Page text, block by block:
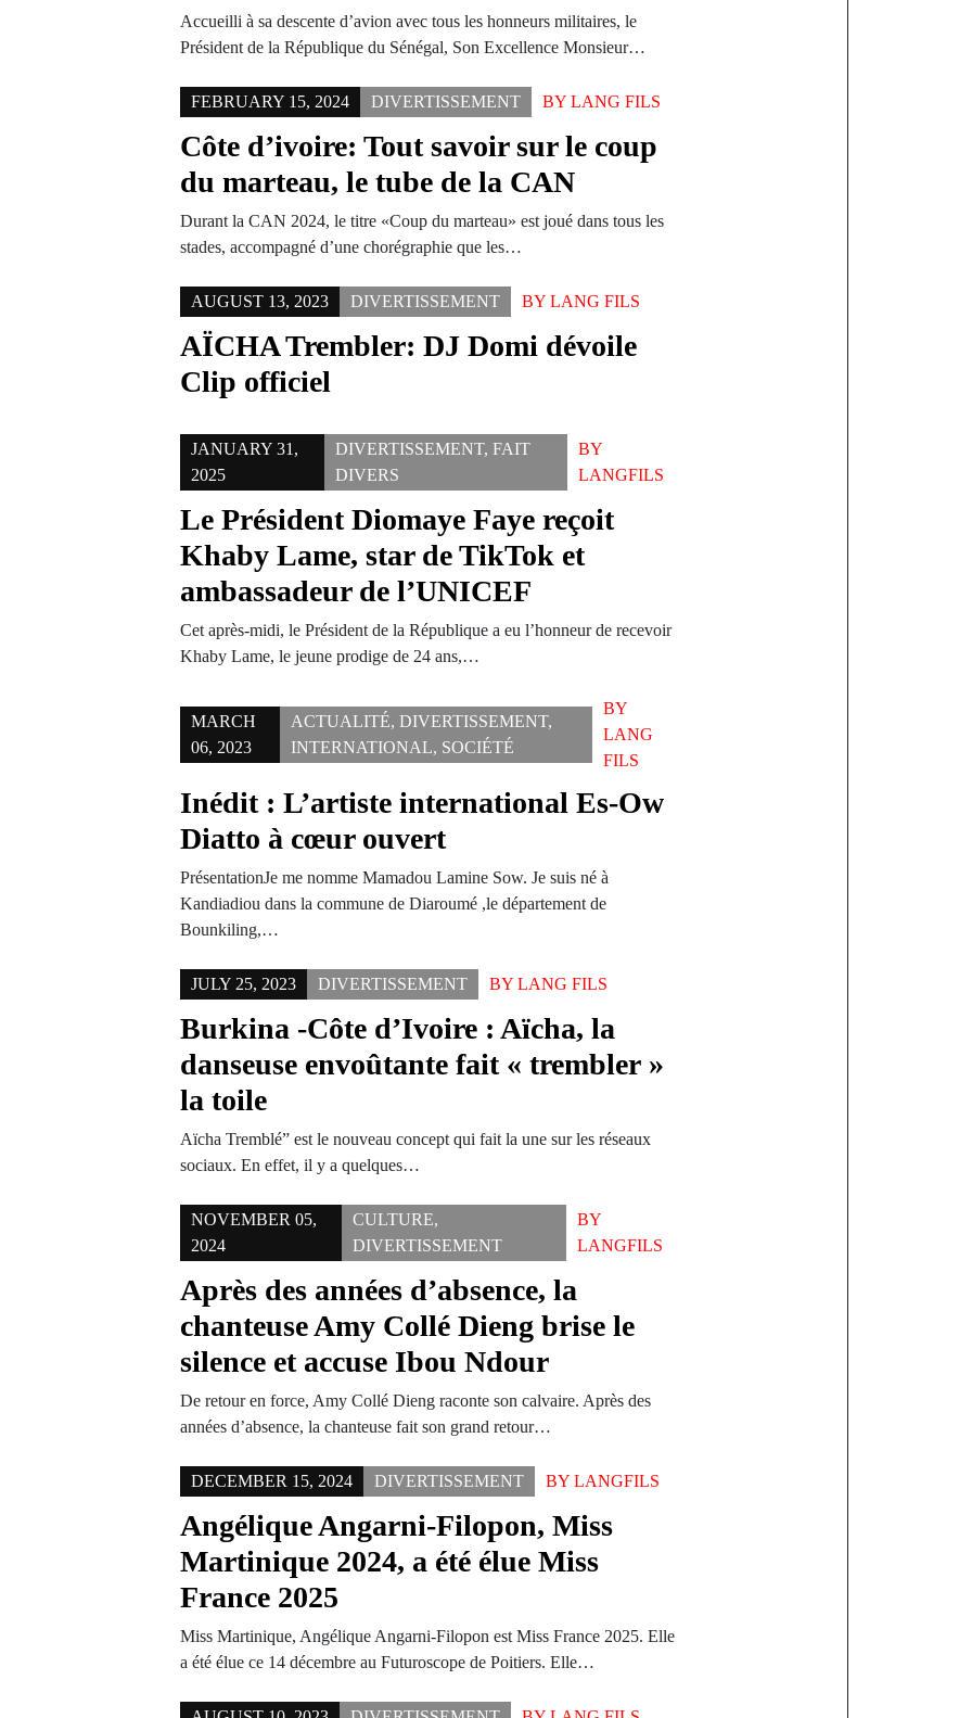
Accueilli à sa descente d’avion avec tous les honneurs militaires, le
Président de la République du Sénégal, Son Excellence Monsieur…
FEBRUARY 15, 2024 DIVERTISSEMENT BYLANG FILS
Côte d’ivoire: Tout savoir sur le coup
du marteau, le tube de la CAN
Durant la CAN 2024, le titre «Coup du marteau» est joué dans tous les
stades, accompagné d’une chorégraphie que les…
AUGUST 13, 2023 DIVERTISSEMENT BYLANG FILS
AÏCHA Trembler: DJ Domi dévoile
Clip officiel
JANUARY 31,
2025
DIVERTISSEMENT,FAIT
DIVERS
BY
LANGFILS
Le Président Diomaye Faye reçoit
Khaby Lame, star de TikTok et
ambassadeur de l’UNICEF
Cet après-midi, le Président de la République a eu l’honneur de recevoir
Khaby Lame, le jeune prodige de 24 ans,…
MARCH
06, 2023
ACTUALITÉ, DIVERTISSEMENT,
INTERNATIONAL, SOCIÉTÉ
BY
LANG
FILS
Inédit : L’artiste international Es-Ow
Diatto à cœur ouvert
PrésentationJe me nomme Mamadou Lamine Sow. Je suis né à
Kandiadiou dans la commune de Diaroumé ,le département de
Bounkiling,…
JULY 25, 2023 DIVERTISSEMENT BYLANG FILS
Burkina -Côte d’Ivoire : Aïcha, la
danseuse envoûtante fait « trembler »
la toile
Aïcha Tremblé” est le nouveau concept qui fait la une sur les réseaux
sociaux. En effet, il y a quelques…
NOVEMBER 05,
2024
CULTURE,
DIVERTISSEMENT
BY
LANGFILS
Après des années d’absence, la
chanteuse Amy Collé Dieng brise le
silence et accuse Ibou Ndour
De retour en force, Amy Collé Dieng raconte son calvaire. Après des
années d’absence, la chanteuse fait son grand retour…
DECEMBER 15, 2024 DIVERTISSEMENT BYLANGFILS
Angélique Angarni-Filopon, Miss
Martinique 2024, a été élue Miss
France 2025
Miss Martinique, Angélique Angarni-Filopon est Miss France 2025. Elle
a été élue ce 14 décembre au Futuroscope de Poitiers. Elle…